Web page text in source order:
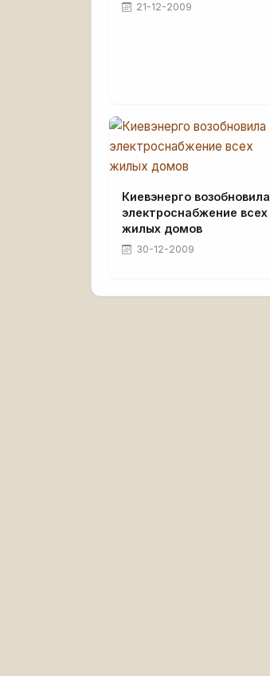
21-12-2009
Киевэнерго возобновила
электроснабжение всех
жилых домов
30-12-2009